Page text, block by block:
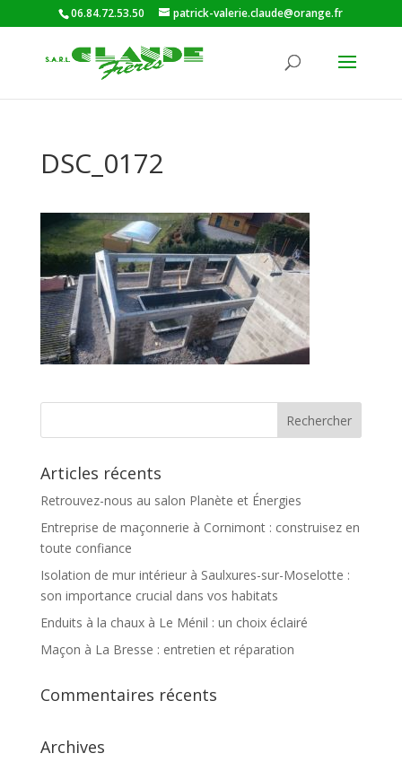
06.84.72.53.50 patrick-valerie.claude@orange.fr
DSC_0172
Articles récents
Retrouvez-nous au salon Planète et Énergies
Entreprise de maçonnerie à Cornimont : construisez en
toute confiance
Isolation de mur intérieur à Saulxures-sur-Moselotte :
son importance crucial dans vos habitats
Enduits à la chaux à Le Ménil : un choix éclairé
Maçon à La Bresse : entretien et réparation
Commentaires récents
Archives